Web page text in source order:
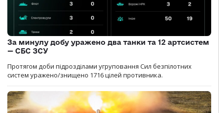
За минулу добу уражено два танки та 12 артсистем
— СБС ЗСУ
Протягом доби підрозділами угруповання Сил безпілотних
систем уражено/знищено 1716 цілей противника.